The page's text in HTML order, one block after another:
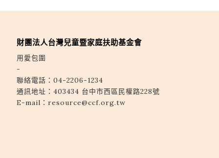
財團法人台灣兒童暨家庭扶助基金會
用愛包圍
-
聯絡電話： 04-2206-1234
通訊地址： 403434 台中市西區民權路228號
E-mail： resource@ccf.org.tw